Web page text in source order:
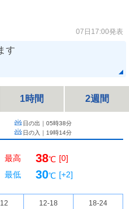
07日17:00発表
す
1時間 2週間
日の出｜ 05時38分
日の入｜ 19時14分
最高 38℃ [0]
最低
30℃ [+2]
12-18 18-24